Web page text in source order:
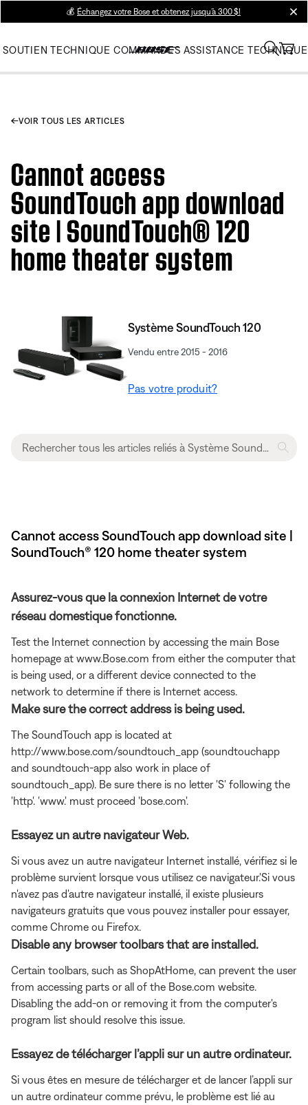
💰 Échangez votre Bose et obtenez jusqu’à 300 $!
SOUTIEN TECHNIQUE COMMANDES ASSISTANCE TECHNIQUE
VOIR TOUS LES ARTICLES
Cannot access
SoundTouch app download
site | SoundTouch® 120
home theater system
Système SoundTouch 120
Vendu entre 2015 - 2016
Pas votre produit?
Cannot access SoundTouch app download site |
SoundTouch® 120 home theater system
Assurez-vous que la connexion Internet de votre
réseau domestique fonctionne.
Test the Internet connection by accessing the main Bose
homepage at www.Bose.com from either the computer that
is being used, or a different device connected to the
network to determine if there is Internet access.
Make sure the correct address is being used.
The SoundTouch app is located at
http://www.bose.com/soundtouch_app (soundtouchapp
and soundtouch-app also work in place of
soundtouch_app). Be sure there is no letter 'S' following the
'http'. 'www.' must proceed 'bose.com'.
Essayez un autre navigateur Web.
Si vous avez un autre navigateur Internet installé, vérifiez si le
problème survient lorsque vous utilisez ce navigateur.'Si vous
n'avez pas d'autre navigateur installé, il existe plusieurs
navigateurs gratuits que vous pouvez installer pour essayer,
comme Chrome ou Firefox.
Disable any browser toolbars that are installed.
Certain toolbars, such as ShopAtHome, can prevent the user
from accessing parts or all of the Bose.com website.
Disabling the add-on or removing it from the computer's
program list should resolve this issue.
Essayez de télécharger l’appli sur un autre ordinateur.
Si vous êtes en mesure de télécharger et de lancer l’appli sur
un autre ordinateur comme prévu, le problème est lié au